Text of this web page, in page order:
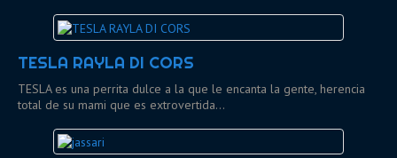
TESLA RAYLA DI CORS
TESLA es una perrita dulce a la que le encanta la gente, herencia
total de su mami que es extrovertida…